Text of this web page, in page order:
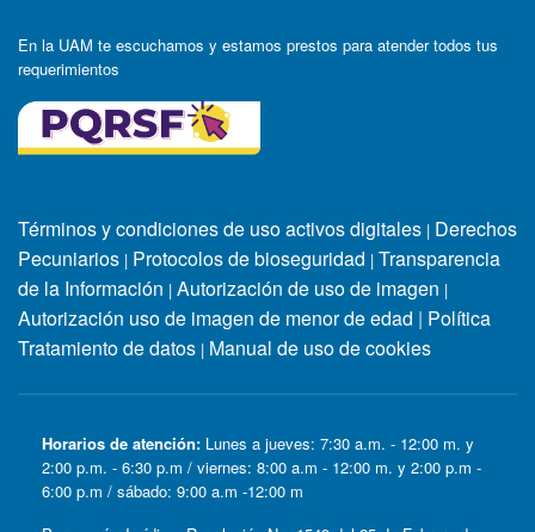
En la UAM te escuchamos y estamos prestos para atender todos tus
requerimientos
Términos y condiciones de uso activos digitales | Derechos
Pecuniarios | Protocolos de bioseguridad | Transparencia
de la Información | Autorización de uso de imagen |
Autorización uso de imagen de menor de edad | Política
Tratamiento de datos | Manual de uso de cookies
Horarios de atención: Lunes a jueves: 7:30 a.m. - 12:00 m. y
2:00 p.m. - 6:30 p.m / viernes: 8:00 a.m - 12:00 m. y 2:00 p.m -
6:00 p.m / sábado: 9:00 a.m -12:00 m